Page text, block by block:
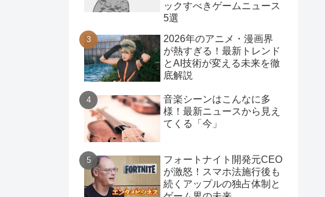
ックすべきゲームニュース
5選
2026年のアニメ・漫画界
が熱すぎる！最新トレンド
とAI技術が変える未来を徹
底解説
音楽シーンはこんなに多
様！最新ニュースから見え
てくる「今」
フォートナイト開発元CEO
が激怒！スマホ法施行後も
続くアップルの独占体制と